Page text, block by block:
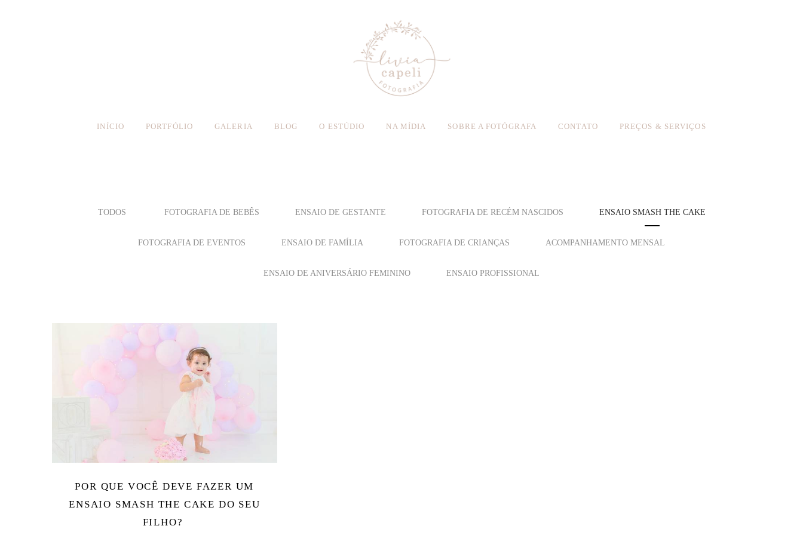
INÍCIO PORTFÓLIO GALERIA BLOG O ESTÚDIO NA MÍDIA SOBRE A FOTÓGRAFA CONTATO PREÇOS & SERVIÇOS
TODOS FOTOGRAFIA DE BEBÊS ENSAIO DE GESTANTE FOTOGRAFIA DE RECÉM NASCIDOS ENSAIO SMASH THE CAKE
FOTOGRAFIA DE EVENTOS ENSAIO DE FAMÍLIA FOTOGRAFIA DE CRIANÇAS ACOMPANHAMENTO MENSAL
ENSAIO DE ANIVERSÁRIO FEMININO ENSAIO PROFISSIONAL
POR QUE VOCÊ DEVE FAZER UM
ENSAIO SMASH THE CAKE DO SEU
FILHO?